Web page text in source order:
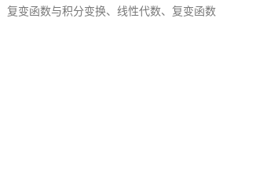
变函数与积分变换、线性代数、复变函数